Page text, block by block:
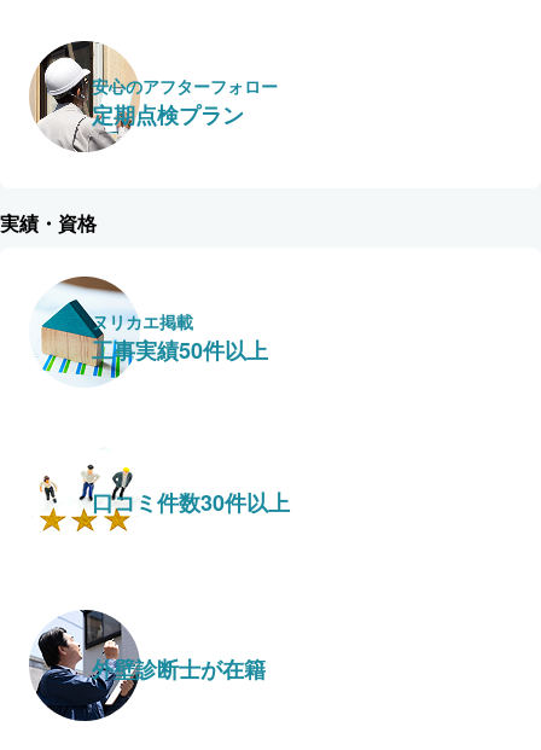
安心のアフターフォロー
定期点検プラン
実績・資格
ヌリカエ掲載
工事実績50件以上
口コミ件数30件以上
外壁診断士が在籍